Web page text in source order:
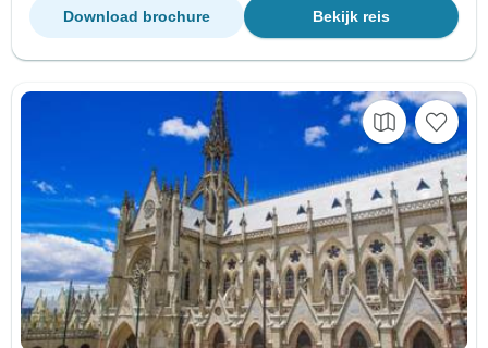
Bekijk reis
Download brochure